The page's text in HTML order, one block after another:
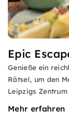
Epic
Genieße ein
Rätsel, um den
Leipzigs
Mehr erfahren